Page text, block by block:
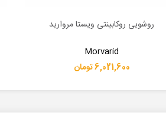
اطلاعات بیشتر
روشویی روکابینتی ویستا مروارید
Morvarid
6,021,600 تومان